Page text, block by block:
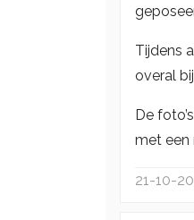
Tijdens
overal
De
met een
21-10-